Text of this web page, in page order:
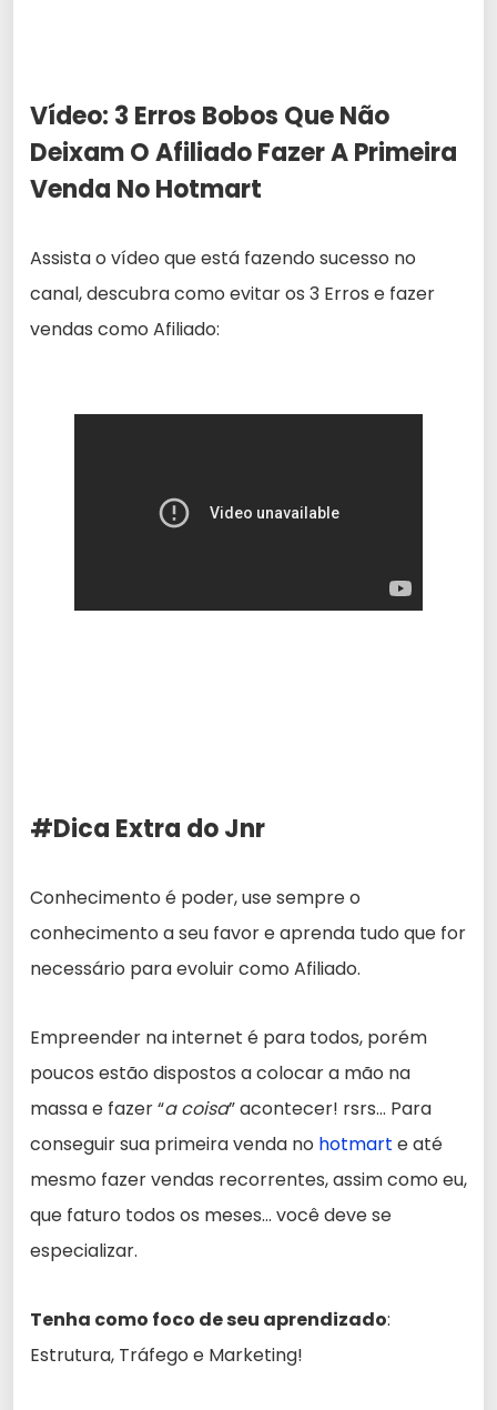
Vídeo: 3 Erros Bobos Que Não
Deixam O Afiliado Fazer A Primeira
Venda No Hotmart
Assista o vídeo que está fazendo sucesso no
canal, descubra como evitar os 3 Erros e fazer
vendas como Afiliado:
#Dica Extra do Jnr
Conhecimento é poder, use sempre o
conhecimento a seu favor e aprenda tudo que for
necessário para evoluir como Afiliado.
Empreender na internet é para todos, porém
poucos estão dispostos a colocar a mão na
massa e fazer “a coisa” acontecer! rsrs… Para
conseguir sua primeira venda no hotmart e até
mesmo fazer vendas recorrentes, assim como eu,
que faturo todos os meses… você deve se
especializar.
Tenha como foco de seu aprendizado:
Estrutura, Tráfego e Marketing!